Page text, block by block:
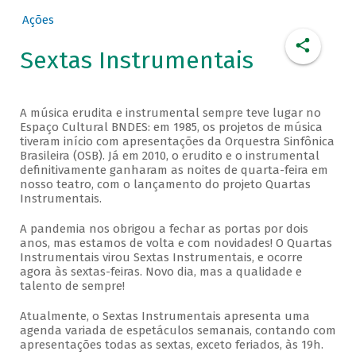
Ações
Sextas Instrumentais
A música erudita e instrumental sempre teve lugar no
Espaço Cultural BNDES: em 1985, os projetos de música
tiveram início com apresentações da Orquestra Sinfônica
Brasileira (OSB). Já em 2010, o erudito e o instrumental
definitivamente ganharam as noites de quarta-feira em
nosso teatro, com o lançamento do projeto Quartas
Instrumentais.
A pandemia nos obrigou a fechar as portas por dois
anos, mas estamos de volta e com novidades! O Quartas
Instrumentais virou Sextas Instrumentais, e ocorre
agora às sextas-feiras. Novo dia, mas a qualidade e
talento de sempre!
Atualmente, o Sextas Instrumentais apresenta uma
agenda variada de espetáculos semanais, contando com
apresentações todas as sextas, exceto feriados, às 19h.